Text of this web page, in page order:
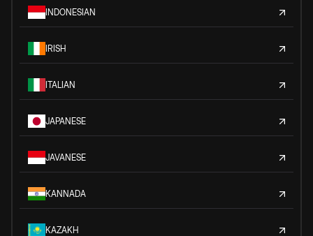
INDONESIAN
IRISH
ITALIAN
JAPANESE
JAVANESE
KANNADA
KAZAKH